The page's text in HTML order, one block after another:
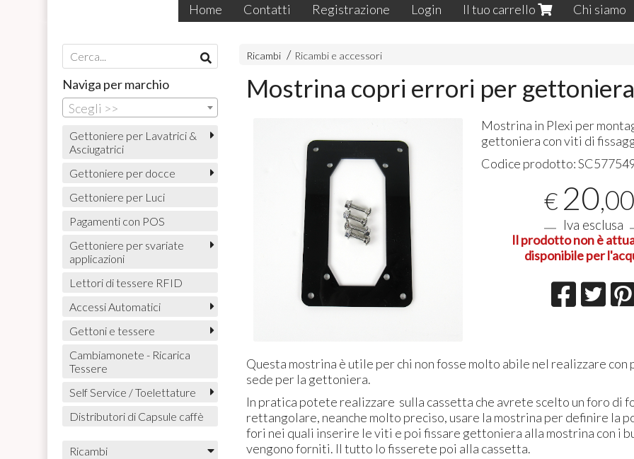
Home Contatti Registrazione Login Il tuo carrello Chi siamo
Ricambi Ricambi e accessori
Mostrina copri errori per gettoniera
Mostrina in Plexi per
gettoniera con viti di
Codice prodotto:
€ 20,00
Iva esclusa
Il prodotto non è
disponibile per
Questa mostrina è utile per chi non fosse molto abile nel realizzare con
sede per la gettoniera.
In pratica potete realizzare sulla cassetta che avrete scelto un foro di
rettangolare, neanche molto preciso, usare la mostrina per definire la
fori nei quali inserire le viti e poi fissare gettoniera alla mostrina con i
vengono forniti. Il tutto lo fisserete poi alla cassetta.
Naviga per marchio
Scegli >>
Gettoniere per Lavatrici &
Asciugatrici
Gettoniere per docce
Gettoniere per Luci
Pagamenti con POS
Gettoniere per svariate
applicazioni
Lettori di tessere RFID
Accessi Automatici
Gettoni e tessere
Cambiamonete - Ricarica
Tessere
Self Service / Toelettature
Distributori di Capsule caffè
Ricambi
Ottima
06-08-